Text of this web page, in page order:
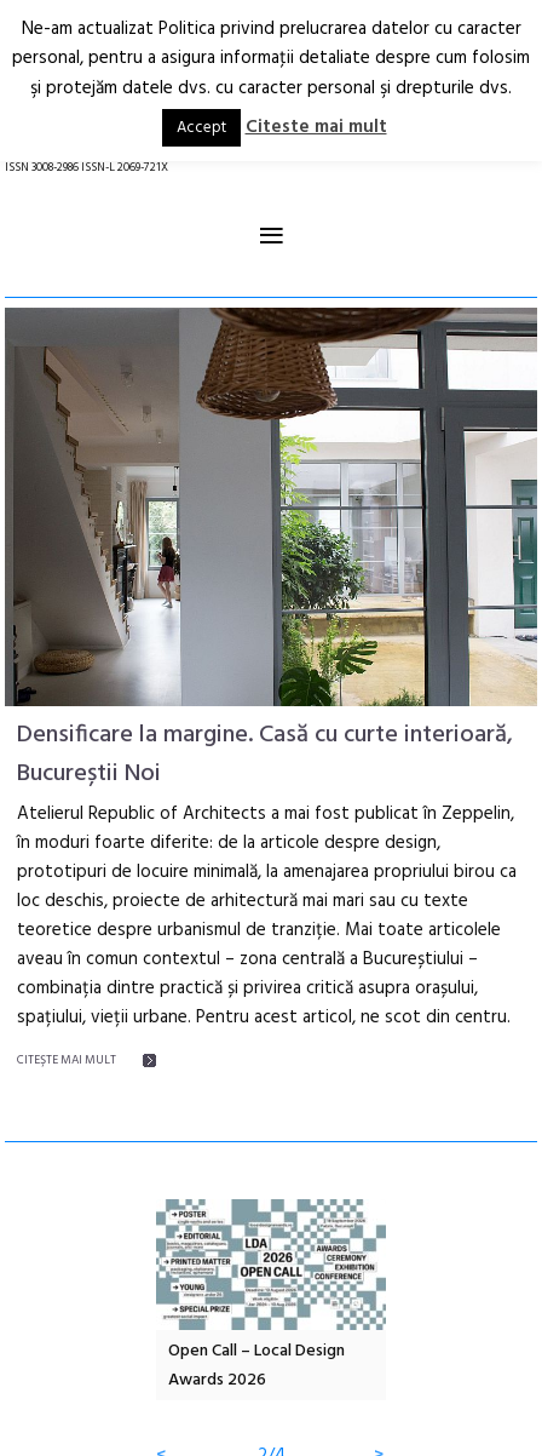
Arhitectură.
Oraș.
RO EN
ISSN 3008-2986 ISSN-L 2069-721X
≡
Densificare la margine. Casă cu curte interioară,
Bucureștii Noi
Atelierul Republic of Architects a mai fost publicat în Zeppelin,
în moduri foarte diferite: de la articole despre design,
prototipuri de locuire minimală, la amenajarea propriului birou ca
loc deschis, proiecte de arhitectură mai mari sau cu texte
teoretice despre urbanismul de tranziție. Mai toate articolele
aveau în comun contextul – zona centrală a Bucureștiului –
combinația dintre practică și privirea critică asupra orașului,
spațiului, vieții urbane. Pentru acest articol, ne scot din centru.
CITEŞTE MAI MULT
Open Call – Local Design
Awards 2026
Ne-am actualizat Politica privind prelucrarea datelor cu caracter
personal, pentru a asigura informaţii detaliate despre cum folosim
şi protejăm datele dvs. cu caracter personal şi drepturile dvs.
Accept Citeste mai mult